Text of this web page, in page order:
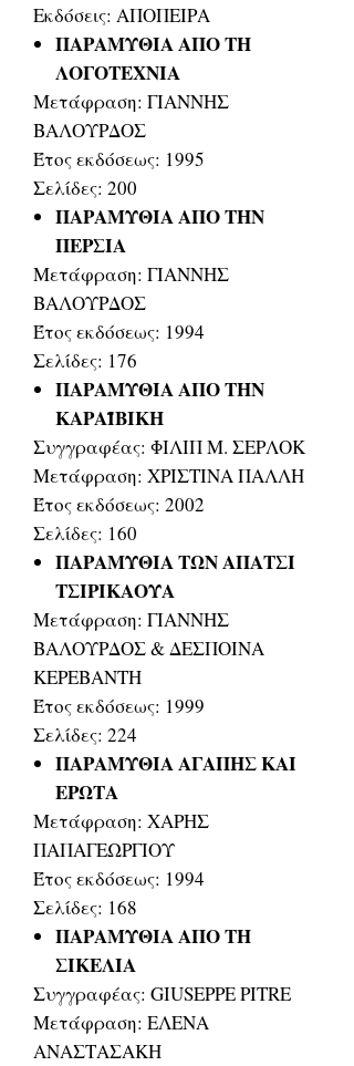
Εκδόσεις: ΑΠΟΠΕΙΡΑ
ΠΑΡΑΜΥΘΙΑ ΑΠΟ ΤΗ
ΛΟΓΟΤΕΧΝΙΑ
Μετάφραση: ΓΙΑΝΝΗΣ
ΒΑΛΟΥΡΔΟΣ
Έτος εκδόσεως: 1995
Σελίδες: 200
ΠΑΡΑΜΥΘΙΑ ΑΠΟ ΤΗΝ
ΠΕΡΣΙΑ
Μετάφραση: ΓΙΑΝΝΗΣ
ΒΑΛΟΥΡΔΟΣ
Έτος εκδόσεως: 1994
Σελίδες: 176
ΠΑΡΑΜΥΘΙΑ ΑΠΟ ΤΗΝ
ΚΑΡΑΪΒΙΚΗ
Συγγραφέας: ΦΙΛΙΠ Μ. ΣΕΡΛΟΚ
Μετάφραση: ΧΡΙΣΤΙΝΑ ΠΑΛΛΗ
Έτος εκδόσεως: 2002
Σελίδες: 160
ΠΑΡΑΜΥΘΙΑ ΤΩΝ ΑΠΑΤΣΙ
ΤΣΙΡΙΚΑΟΥΑ
Μετάφραση: ΓΙΑΝΝΗΣ
ΒΑΛΟΥΡΔΟΣ & ΔΕΣΠΟΙΝΑ
ΚΕΡΕΒΑΝΤΗ
Έτος εκδόσεως: 1999
Σελίδες: 224
ΠΑΡΑΜΥΘΙΑ ΑΓΑΠΗΣ ΚΑΙ
ΕΡΩΤΑ
Μετάφραση: ΧΑΡΗΣ
ΠΑΠΑΓΕΩΡΓΙΟΥ
Έτος εκδόσεως: 1994
Σελίδες: 168
ΠΑΡΑΜΥΘΙΑ ΑΠΟ ΤΗ
ΣΙΚΕΛΙΑ
Συγγραφέας: GIUSEPPE PITRE
Μετάφραση: ΕΛΕΝΑ
ΑΝΑΣΤΑΣΑΚΗ